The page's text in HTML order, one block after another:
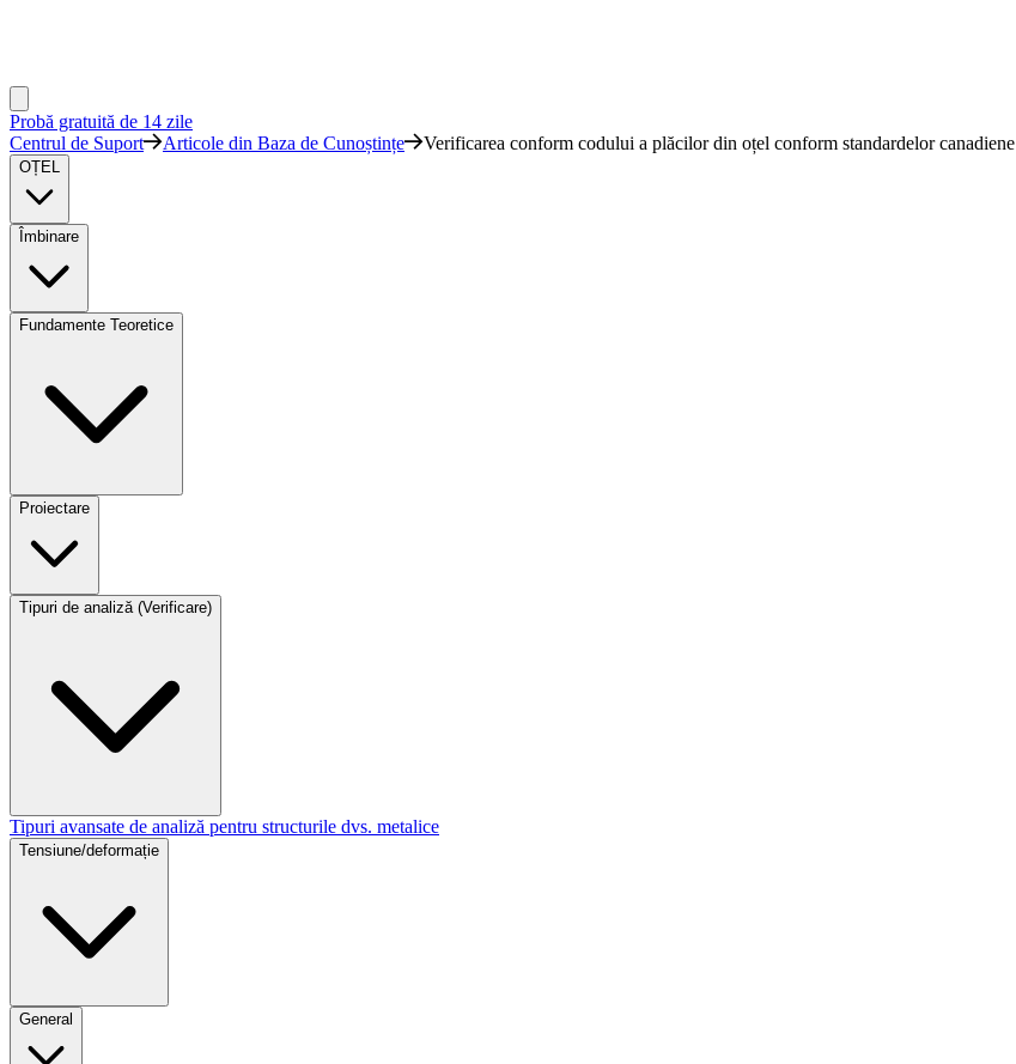
Probă gratuită de 14 zile
Centrul de Suport
Articole din Baza de Cunoștințe Verificarea conform codului a plăcilor din oțel conform standardelor canadiene
OȚEL
Îmbinare
Fundamente Teoretice
Proiectare
Tipuri de analiză (Verificare)
Tipuri avansate de analiză pentru structurile dvs. metalice
Tensiune/deformație
General